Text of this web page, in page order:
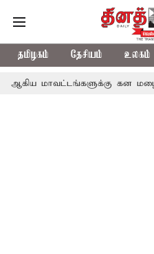
தமிழகம் தேசியம் உலகம்
கன மழை எச்சரிக்கை